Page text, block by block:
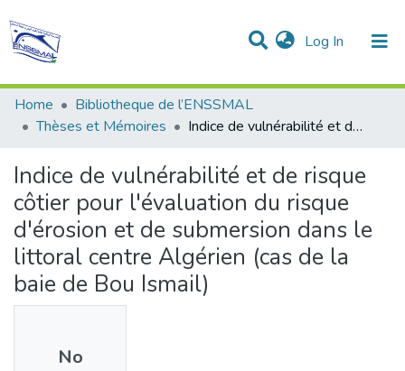
Log In (current)
Communities & Collections
Statistics
All of DSpace
Home
Bibliotheque de l’ENSSMAL
Thèses et Mémoires
Indice de vulnérabilité et de risque côtier pour l'évaluation du risque d'érosion et de submersion dans le littoral centre Algérien (cas de la baie de Bou Ismail)
Indice de vulnérabilité et de risque
côtier pour l'évaluation du risque
d'érosion et de submersion dans le
littoral centre Algérien (cas de la
baie de Bou Ismail)
No